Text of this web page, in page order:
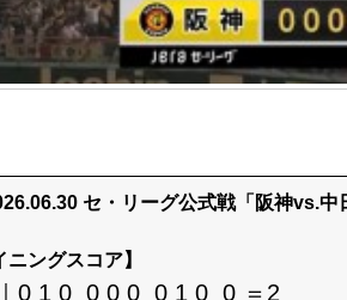
セ・リーグ公式戦「阪神vs.中
ニングスコア】
0 1 0 0 0 0 0 1 0 0 ＝2